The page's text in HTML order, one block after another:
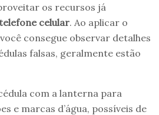
os recursos já
telefone celular. Ao aplicar o
consegue observar detalhes
falsas, geralmente estão
com a lanterna para
e marcas d’água, possíveis de